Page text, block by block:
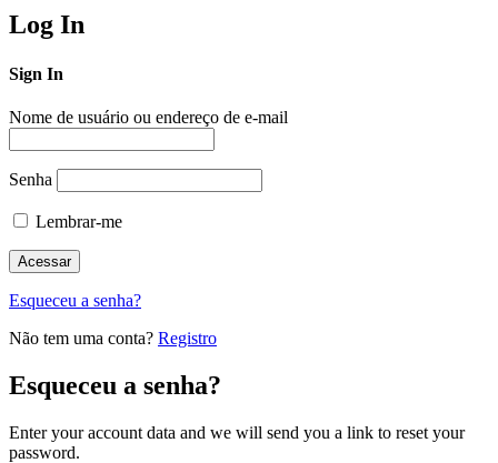
Log In
Sign In
Nome de usuário ou endereço de e-mail
Senha
Lembrar-me
Esqueceu a senha?
Não tem uma conta? Registro
Esqueceu a senha?
Enter your account data and we will send you a link to reset your
password.